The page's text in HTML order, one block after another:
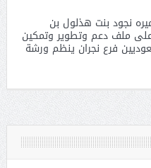
نجود بنت هذلول بن
على ملف دعم وتطوير وتمكين
فرع نجران ينظم ورشة